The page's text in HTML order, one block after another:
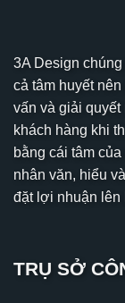
3A Design
cả tâm huyết
vấn và giải
khách hàng khi
bằng cái tâm
nhân văn, hiểu
đặt lợi nhuận lên
TRỤ SỞ